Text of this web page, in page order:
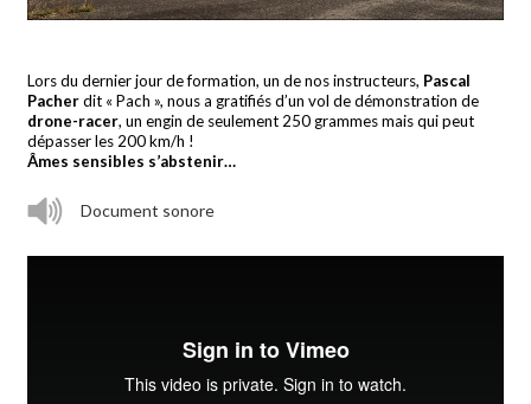
Lors du dernier jour de formation, un de nos instructeurs, Pascal
Pacherdit « Pach », nous a gratifiés d’un vol de démonstration de
drone-racer, un engin de seulement 250 grammes mais qui peut
dépasser les 200 km/h !
Âmes sensibles s’abstenir…
Document sonore